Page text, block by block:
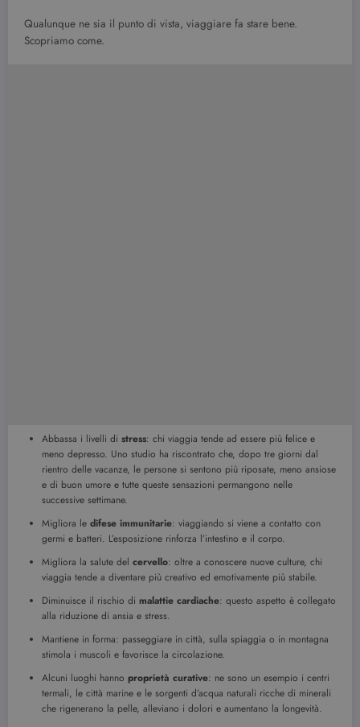
Qualunque ne sia il punto di vista, viaggiare fa stare bene.
Scopriamo come.
Abbassa i livelli di stress: chi viaggia tende ad essere più felice e
meno depresso. Uno studio ha riscontrato che, dopo tre giorni dal
rientro delle vacanze, le persone si sentono più riposate, meno ansiose
e di buon umore e tutte queste sensazioni permangono nelle
successive settimane.
Migliora le difese immunitarie: viaggiando si viene a contatto con
germi e batteri. L’esposizione rinforza l’intestino e il corpo.
Migliora la salute del cervello: oltre a conoscere nuove culture, chi
viaggia tende a diventare più creativo ed emotivamente più stabile.
Diminuisce il rischio di malattie cardiache: questo aspetto è collegato
alla riduzione di ansia e stress.
Mantiene in forma: passeggiare in città, sulla spiaggia o in montagna
stimola i muscoli e favorisce la circolazione.
Alcuni luoghi hanno proprietà curative: ne sono un esempio i centri
termali, le città marine e le sorgenti d’acqua naturali ricche di minerali
che rigenerano la pelle, alleviano i dolori e aumentano la longevità.